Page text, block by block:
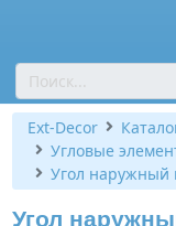
Ext-Decor
Угловые
Угол наружный
Угол